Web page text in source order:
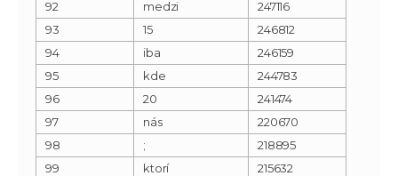
92 medzi
247116
93
15
246812
94
iba
246159
95
kde
244783
96
20
241474
97
nás
220670
98
;
218895
99
ktorí
215632